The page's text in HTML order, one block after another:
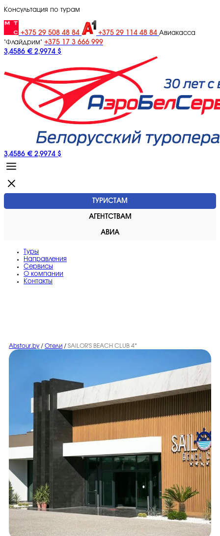
Консультация по турам
+375 29 508 48 84 +375 29 114 48 84 Авиакасса
"Флайдрим" +375 17 3 666 999
3,4586 € 2,9974 $
3,4586 € 2,9974 $
ТУРИСТАМ
АГЕНТСТВАМ
АВИА
Туры
Направления
Сервисы
O компании
Контакты
Abstour.by / Отели / SAILOR'S BEACH CLUB 4*